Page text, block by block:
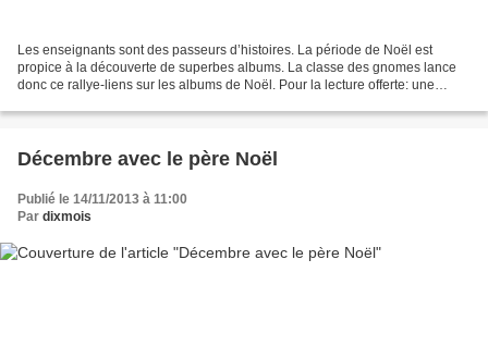
Les enseignants sont des passeurs d’histoires. La période de Noël est
propice à la découverte de superbes albums. La classe des gnomes lance
donc ce rallye-liens sur les albums de Noël. Pour la lecture offerte: une
Décembre avec le père Noël
Publié le 14/11/2013 à 11:00
Par dixmois